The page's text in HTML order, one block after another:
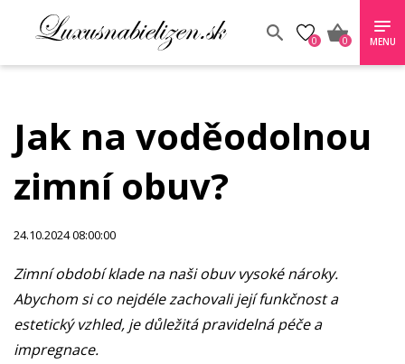
0 0 MENU
Jak na voděodolnou
zimní obuv?
24.10.2024 08:00:00
Zimní období klade na naši obuv vysoké nároky.
Abychom si co nejdéle zachovali její funkčnost a
estetický vzhled, je důležitá pravidelná péče a
impregnace.